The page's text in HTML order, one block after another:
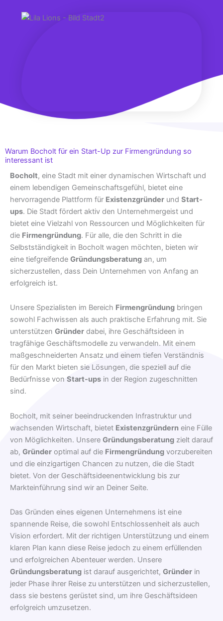
Warum Bocholt für ein Start-Up zur Firmengründung so
interessant ist
Bocholt, eine Stadt mit einer dynamischen Wirtschaft und
einem lebendigen Gemeinschaftsgefühl, bietet eine
hervorragende Plattform für Existenzgründer und Start-
ups. Die Stadt fördert aktiv den Unternehmergeist und
bietet eine Vielzahl von Ressourcen und Möglichkeiten für
die Firmengründung. Für alle, die den Schritt in die
Selbstständigkeit in Bocholt wagen möchten, bieten wir
eine tiefgreifende Gründungsberatung an, um
sicherzustellen, dass Dein Unternehmen von Anfang an
erfolgreich ist.
Unsere Spezialisten im Bereich Firmengründung bringen
sowohl Fachwissen als auch praktische Erfahrung mit. Sie
unterstützen Gründer dabei, ihre Geschäftsideen in
tragfähige Geschäftsmodelle zu verwandeln. Mit einem
maßgeschneiderten Ansatz und einem tiefen Verständnis
für den Markt bieten sie Lösungen, die speziell auf die
Bedürfnisse von Start-ups in der Region zugeschnitten
sind.
Bocholt, mit seiner beeindruckenden Infrastruktur und
wachsenden Wirtschaft, bietet Existenzgründern eine Fülle
von Möglichkeiten. Unsere Gründungsberatung zielt darauf
ab, Gründer optimal auf die Firmengründung vorzubereiten
und die einzigartigen Chancen zu nutzen, die die Stadt
bietet. Von der Geschäftsideenentwicklung bis zur
Markteinführung sind wir an Deiner Seite.
Das Gründen eines eigenen Unternehmens ist eine
spannende Reise, die sowohl Entschlossenheit als auch
Vision erfordert. Mit der richtigen Unterstützung und einem
klaren Plan kann diese Reise jedoch zu einem erfüllenden
und erfolgreichen Abenteuer werden. Unsere
Gründungsberatung ist darauf ausgerichtet, Gründer in
jeder Phase ihrer Reise zu unterstützen und sicherzustellen,
dass sie bestens gerüstet sind, um ihre Geschäftsideen
erfolgreich umzusetzen.